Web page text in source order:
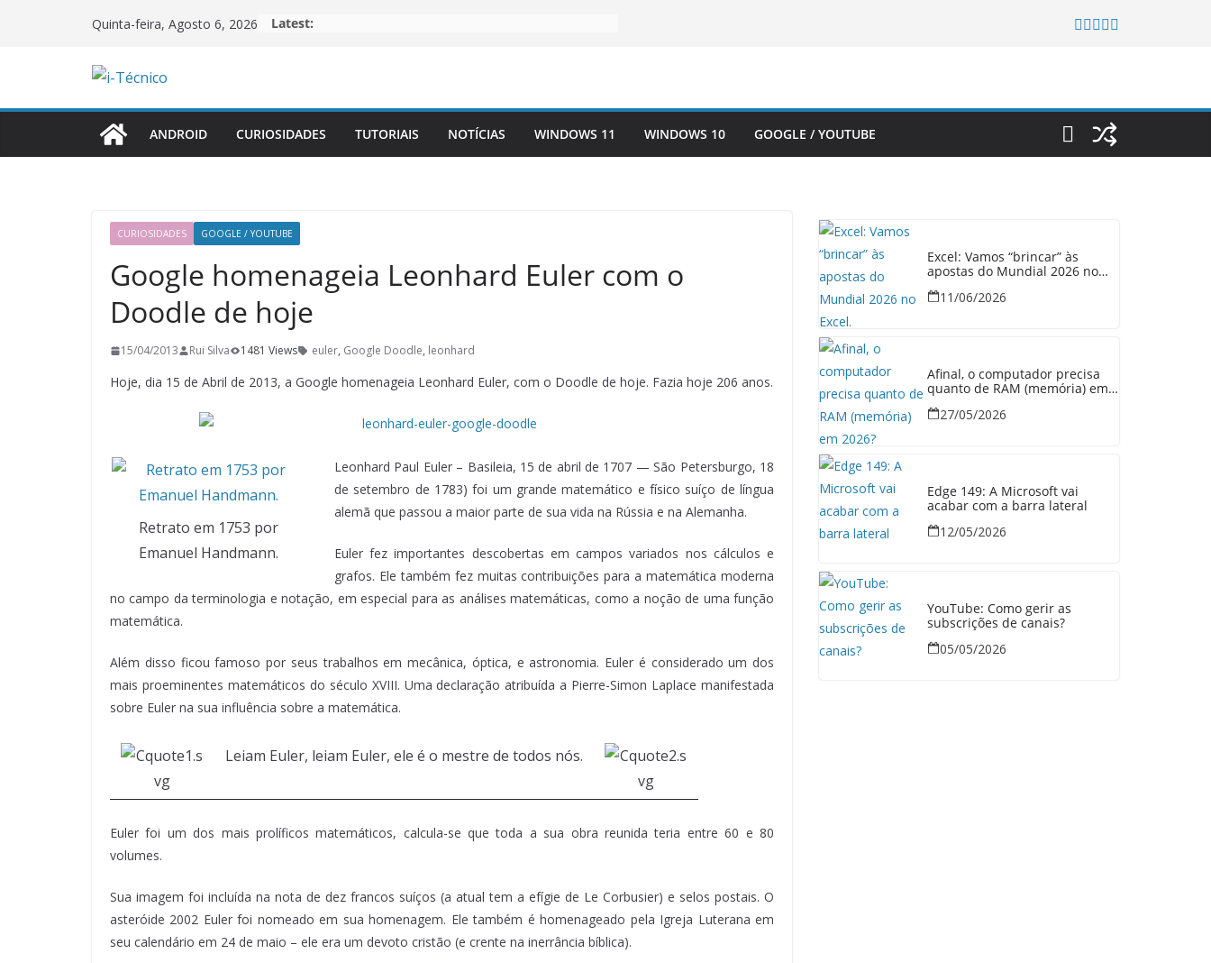
Quinta-feira, Agosto 6, 2026 Latest:
ANDROID CURIOSIDADES TUTORIAIS NOTÍCIAS WINDOWS 11 WINDOWS 10 GOOGLE / YOUTUBE
CURIOSIDADES GOOGLE / YOUTUBE
Google homenageia Leonhard Euler com o
Doodle de hoje
15/04/2013 Rui Silva 1481 Views euler, Google Doodle, leonhard
Hoje, dia 15 de Abril de 2013, a Google homenageia Leonhard Euler, com o Doodle de hoje. Fazia hoje 206 anos.
Retrato em 1753 por
Emanuel Handmann.
Leonhard Paul Euler – Basileia, 15 de abril de 1707 — São Petersburgo, 18
de setembro de 1783) foi um grande matemático e físico suíço de língua
alemã que passou a maior parte de sua vida na Rússia e na Alemanha.
Euler fez importantes descobertas em campos variados nos cálculos e
grafos. Ele também fez muitas contribuições para a matemática moderna
no campo da terminologia e notação, em especial para as análises matemáticas, como a noção de uma função
matemática.
Além disso ficou famoso por seus trabalhos em mecânica, óptica, e astronomia. Euler é considerado um dos
mais proeminentes matemáticos do século XVIII. Uma declaração atribuída a Pierre-Simon Laplace manifestada
sobre Euler na sua influência sobre a matemática.
Leiam Euler, leiam Euler, ele é o mestre de todos nós.
Euler foi um dos mais prolíficos matemáticos, calcula-se que toda a sua obra reunida teria entre 60 e 80
volumes.
Sua imagem foi incluída na nota de dez francos suíços (a atual tem a efígie de Le Corbusier) e selos postais. O
asteróide 2002 Euler foi nomeado em sua homenagem. Ele também é homenageado pela Igreja Luterana em
seu calendário em 24 de maio – ele era um devoto cristão (e crente na inerrância bíblica).
Excel: Vamos “brincar” às
apostas do Mundial 2026 no
11/06/2026
Afinal, o computador precisa
quanto de RAM (memória) em
27/05/2026
Edge 149: A Microsoft vai
acabar com a barra lateral
12/05/2026
YouTube: Como gerir as
subscrições de canais?
05/05/2026